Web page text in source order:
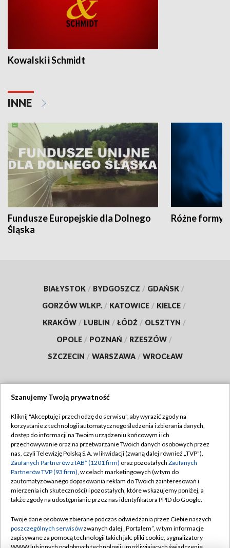
Kowalski i Schmidt
INNE
Fundusze Europejskie dla Dolnego
Śląska
Różne formy
BIAŁYSTOK / BYDGOSZCZ / GDAŃSK /
GORZÓW WLKP. / KATOWICE / KIELCE /
KRAKÓW / LUBLIN / ŁÓDŹ / OLSZTYN /
OPOLE / POZNAŃ / RZESZÓW /
SZCZECIN / WARSZAWA / WROCŁAW
TVP
Abonament TVP
Emisja w TVP
Centrum informacji TVP
Naziemna Telewizja Cyfrowa
Rada Programowa
System NOS
Regulamin TVP
Polityka prywatności
Moje zgody
Pomoc
Kontakt
Szanujemy Twoją prywatność
Kliknij "Akceptuję i przechodzę do serwisu", aby wyrazić zgody na
korzystanie z technologii automatycznego śledzenia i zbierania danych,
dostęp do informacji na Twoim urządzeniu końcowym i ich
przechowywanie oraz na przetwarzanie Twoich danych osobowych przez
nas, czyli Telewizję Polską S.A. w likwidacji (zwaną dalej również „TVP”),
Zaufanych Partnerów z IAB* (1201 firm) oraz pozostałych Zaufanych
Partnerów TVP (93 firm), w celach marketingowych (w tym do
zautomatyzowanego dopasowania reklam do Twoich zainteresowań i
mierzenia ich skuteczności) i pozostałych, które wskazujemy poniżej, a
także zgody na udostępnianie przez nas identyfikatora PPID do Google.
Twoje dane osobowe zbierane podczas odwiedzania przez Ciebie naszych
poszczególnych serwisówzwanych dalej „Portalem”, w tym informacje
zapisywane za pomocą technologii takich jak: pliki cookie, sygnalizatory